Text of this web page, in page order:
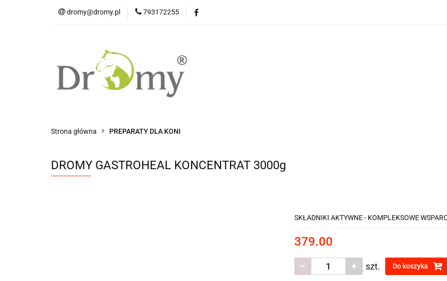
dromy@dromy.pl 793172255
Strona główna PREPARATY DLA KONI
DROMY GASTROHEAL KONCENTRAT 3000g
SKŁADNIKI AKTYWNE - KOMPLEKSOWE
379.00
szt. Do koszyka